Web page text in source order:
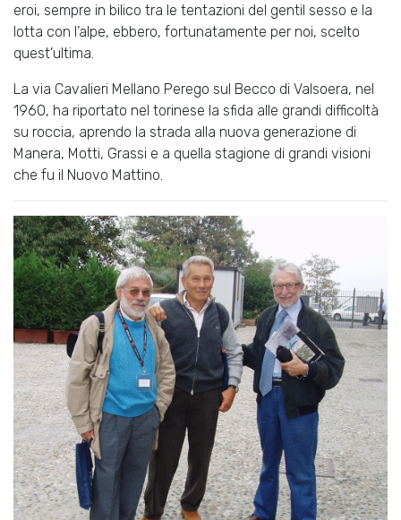
eroi, sempre in bilico tra le tentazioni del gentil sesso e la
lotta con l’alpe, ebbero, fortunatamente per noi, scelto
quest’ultima.
La via Cavalieri Mellano Perego sul Becco di Valsoera, nel
1960, ha riportato nel torinese la sfida alle grandi difficoltà
su roccia, aprendo la strada alla nuova generazione di
Manera, Motti, Grassi e a quella stagione di grandi visioni
che fu il Nuovo Mattino.